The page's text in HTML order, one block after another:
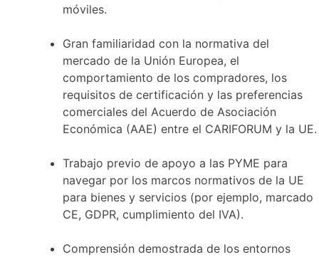
móviles.
Gran familiaridad con la normativa del
mercado de la Unión Europea, el
comportamiento de los compradores, los
requisitos de certificación y las preferencias
comerciales del Acuerdo de Asociación
Económica (AAE) entre el CARIFORUM y la UE.
Trabajo previo de apoyo a las PYME para
navegar por los marcos normativos de la UE
para bienes y servicios (por ejemplo, marcado
CE, GDPR, cumplimiento del IVA).
Comprensión demostrada de los entornos